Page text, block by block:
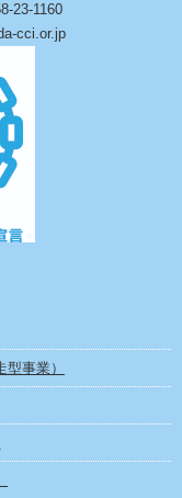
23-1160
cci.or.jp
事業）